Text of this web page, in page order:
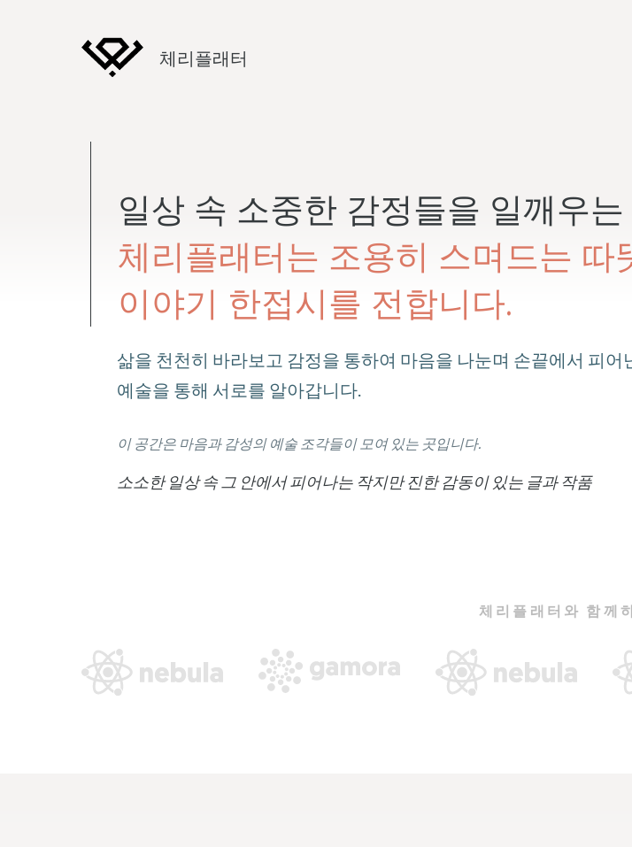
체리플래터
일상 속 소중한 감정들을 일깨우
체리플래터는 조용히 스며드는 따
이야기 한접시를 전합니다.
삶을 천천히 바라보고 감정을 통하여 마음을 나눈며 손끝에서 피어
예술을 통해 서로를 알아갑니다.
이 공간은 마음과 감성의 예술 조각들이 모여 있는 곳입니다.
소소한 일상 속 그 안에서 피어나는 작지만 진한 감동이 있는 글과 작품
체리플래터와 함께